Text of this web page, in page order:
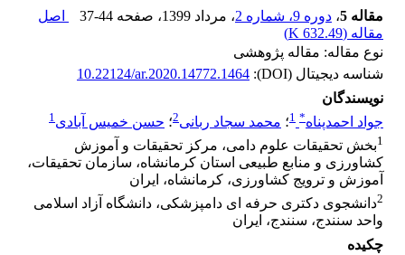
مقاله 5
، دوره 9، شماره 2 ، مرداد 1399 ، صفحه 37-44
اصل
مقاله (632.49 K
)
نوع مقاله: مقاله پژوهشی
شناسه دیجیتال (DOI):
10.22124/ar.2020.14772.1464
نویسندگان
جواد احمدپناه*
1؛ محمد سجاد ربانی2؛ حسن خمیس آبادی1
1بخش تحقیقات علوم دامی، مرکز تحقیقات و آموزش
کشاورزی و منابع طبیعی استان کرمانشاه، سازمان تحقیقات،
آموزش و ترویج کشاورزی، کرمانشاه، ایران
2دانشجوی دکتری حرفه ای دامپزشکی، دانشگاه آزاد اسلامی
واحد سنندج، سنندج، ایران
چکیده